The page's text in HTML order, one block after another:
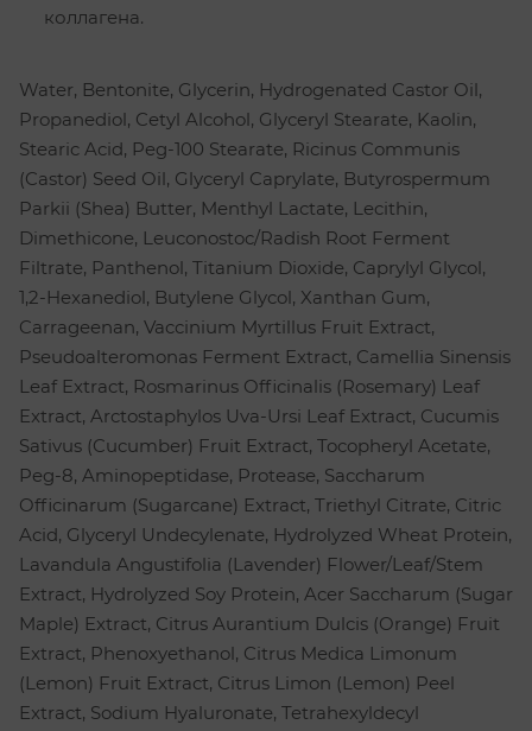
коллагена.
Water, Bentonite, Glycerin, Hydrogenated Castor Oil,
Propanediol, Cetyl Alcohol, Glyceryl Stearate, Kaolin,
Stearic Acid, Peg-100 Stearate, Ricinus Communis
(Castor) Seed Oil, Glyceryl Caprylate, Butyrospermum
Parkii (Shea) Butter, Menthyl Lactate, Lecithin,
Dimethicone, Leuconostoc/Radish Root Ferment
Filtrate, Panthenol, Titanium Dioxide, Caprylyl Glycol,
1,2-Hexanediol, Butylene Glycol, Xanthan Gum,
Carrageenan, Vaccinium Myrtillus Fruit Extract,
Pseudoalteromonas Ferment Extract, Camellia Sinensis
Leaf Extract, Rosmarinus Officinalis (Rosemary) Leaf
Extract, Arctostaphylos Uva-Ursi Leaf Extract, Cucumis
Sativus (Cucumber) Fruit Extract, Tocopheryl Acetate,
Peg-8, Aminopeptidase, Protease, Saccharum
Officinarum (Sugarcane) Extract, Triethyl Citrate, Citric
Acid, Glyceryl Undecylenate, Hydrolyzed Wheat Protein,
Lavandula Angustifolia (Lavender) Flower/Leaf/Stem
Extract, Hydrolyzed Soy Protein, Acer Saccharum (Sugar
Maple) Extract, Citrus Aurantium Dulcis (Orange) Fruit
Extract, Phenoxyethanol, Citrus Medica Limonum
(Lemon) Fruit Extract, Citrus Limon (Lemon) Peel
Extract, Sodium Hyaluronate, Tetrahexyldecyl